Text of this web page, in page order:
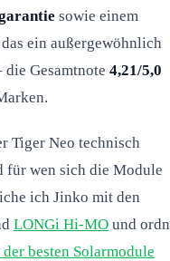
sowie einem
ein außergewöhnlich
Gesamtnote 4,21/5,0
Tiger Neo technisch
für wen sich die Module
ich Jinko mit den
LONGi Hi-MO und
besten Solarmodule